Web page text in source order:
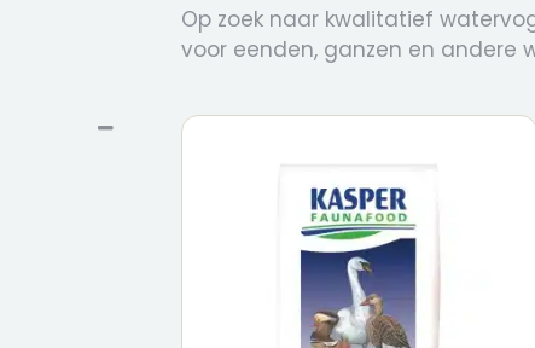
Op zoek naar kwalitatief
voor eenden, ganzen en andere
Vogelvoer /